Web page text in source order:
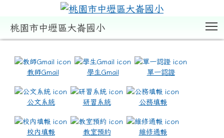
桃園市中壢區大崙國小
教師Gmail 學生Gmail 單一認證
公文系統 研習系統 公務填報
校內填報 教室預約 維修通報